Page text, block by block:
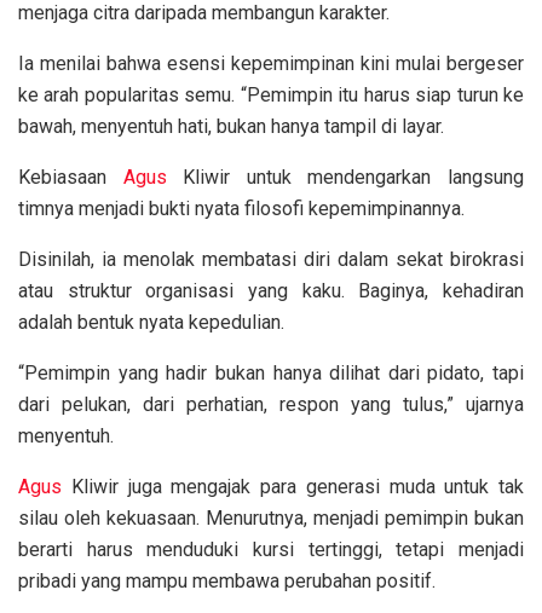
menjaga citra daripada membangun karakter.
Ia menilai bahwa esensi kepemimpinan kini mulai bergeser
ke arah popularitas semu. “Pemimpin itu harus siap turun ke
bawah, menyentuh hati, bukan hanya tampil di layar.
Kebiasaan Agus Kliwir untuk mendengarkan langsung
timnya menjadi bukti nyata filosofi kepemimpinannya.
Disinilah, ia menolak membatasi diri dalam sekat birokrasi
atau struktur organisasi yang kaku. Baginya, kehadiran
adalah bentuk nyata kepedulian.
“Pemimpin yang hadir bukan hanya dilihat dari pidato, tapi
dari pelukan, dari perhatian, respon yang tulus,” ujarnya
menyentuh.
Agus Kliwir juga mengajak para generasi muda untuk tak
silau oleh kekuasaan. Menurutnya, menjadi pemimpin bukan
berarti harus menduduki kursi tertinggi, tetapi menjadi
pribadi yang mampu membawa perubahan positif.